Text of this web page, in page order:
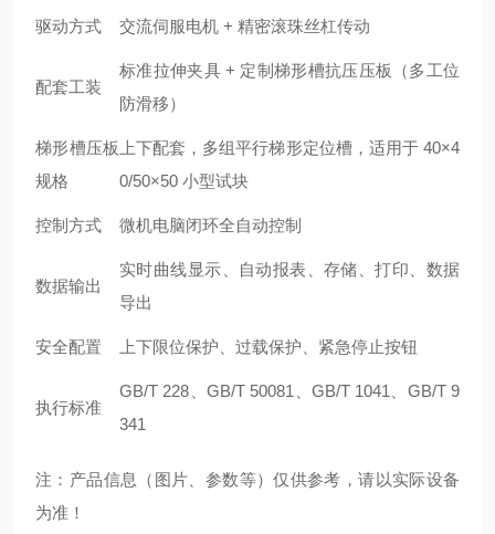
驱动方式 交流伺服电机 + 精密滚珠丝杠传动
配套工装
标准拉伸夹具 + 定制梯形槽抗压压板（多工位
防滑移）
梯形槽压板
规格
上下配套，多组平行梯形定位槽，适用于 40×4
0/50×50 小型试块
控制方式 微机电脑闭环全自动控制
数据输出
实时曲线显示、自动报表、存储、打印、数据
导出
安全配置 上下限位保护、过载保护、紧急停止按钮
执行标准
GB/T 228、GB/T 50081、GB/T 1041、GB/T 9
341
注：产品信息（图片、参数等）仅供参考，请以实际设备
为准！